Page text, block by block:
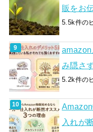
販をお
5.5k件の
み隠さ
5.2k件の
入れが